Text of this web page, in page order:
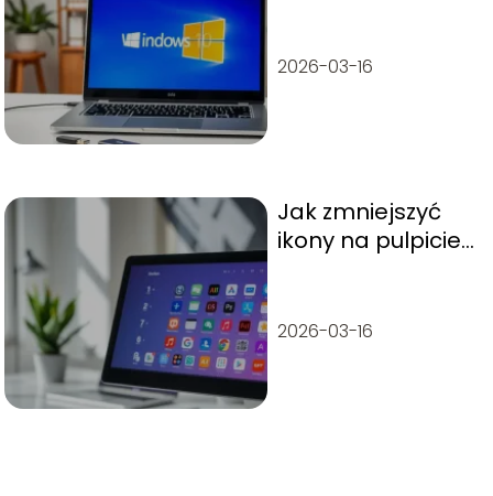
2026-03-16
Jak zmniejszyć
ikony na pulpicie
przewodnik
2026-03-16